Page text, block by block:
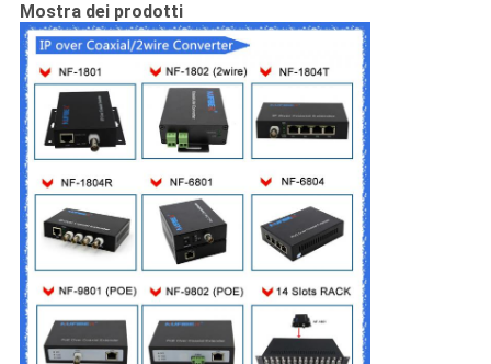
Mostra dei prodotti